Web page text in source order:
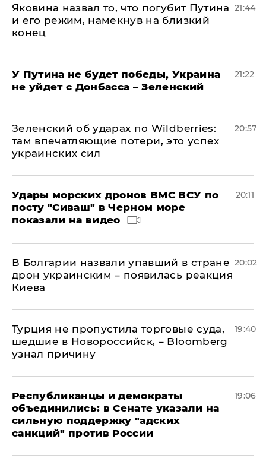
Яковина назвал то, что погубит Путина
и его режим, намекнув на близкий
конец
21:44
У Путина не будет победы, Украина
не уйдет с Донбасса – Зеленский
21:22
Зеленский об ударах по Wildberries:
там впечатляющие потери, это успех
украинских сил
20:57
Удары морских дронов ВМС ВСУ по
посту "Сиваш" в Черном море
показали на видео
20:11
В Болгарии назвали упавший в стране
дрон украинским – появилась реакция
Киева
20:02
Турция не пропустила торговые суда,
шедшие в Новороссийск, – Bloomberg
узнал причину
19:40
Республиканцы и демократы
объединились: в Сенате указали на
сильную поддержку "адских
санкций" против России
19:06